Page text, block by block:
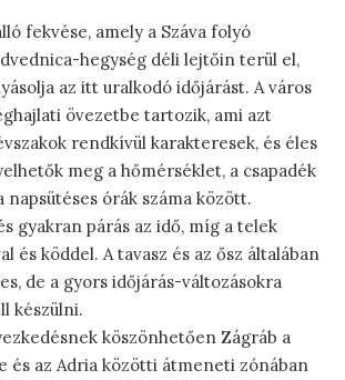
fekvése, amely a Száva folyó
hegység déli lejtőin terül el,
az itt uralkodó időjárást. A város
övezetbe tartozik, ami azt
rendkívül karakteresek, és éles
meg a hőmérséklet, a csapadék
napsütéses órák száma között.
gyakran párás az idő, míg a telek
és köddel. A tavasz és az ősz általában
de a gyors időjárás-változásokra
készülni.
köszönhetően Zágráb a
és az Adria közötti átmeneti zónában